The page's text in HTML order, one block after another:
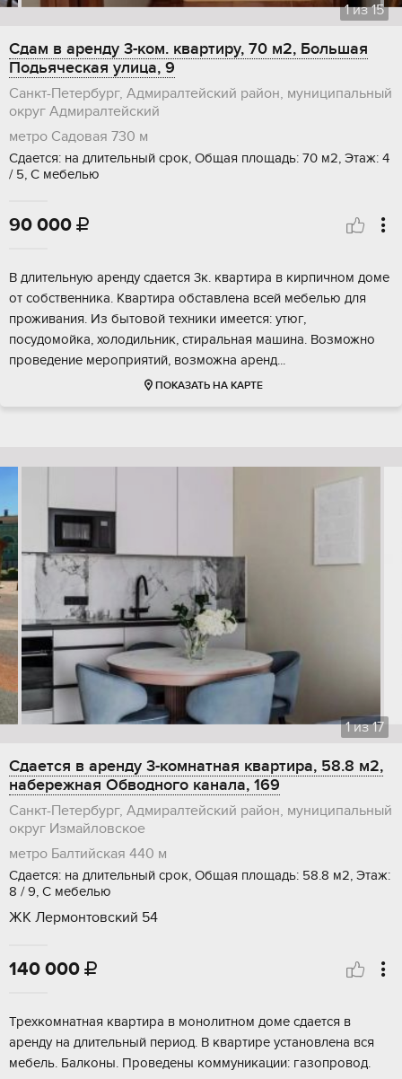
1из15
Сдам в аренду 3-ком. квартиру, 70 м2, Большая
Подьяческая улица, 9
Санкт-Петербург, Адмиралтейский район, муниципальный
округ Адмиралтейский
метро Садовая 730 м
Сдается: на длительный срок, Общая площадь: 70 м2, Этаж: 4
/ 5, С мебелью
90 000 
В длительную аренду сдается 3к. квартира в кирпичном доме
от собственника. Квартира обставлена всей мебелью для
проживания. Из бытовой техники имеется: утюг,
посудомойка, холодильник, стиральная машина. Возможно
проведение мероприятий, возможна аренд...
ПОКАЗАТЬ НА КАРТЕ
1из17
Сдается в аренду 3-комнатная квартира, 58.8 м2,
набережная Обводного канала, 169
Санкт-Петербург, Адмиралтейский район, муниципальный
округ Измайловское
метро Балтийская 440 м
Сдается: на длительный срок, Общая площадь: 58.8 м2, Этаж:
8 / 9, С мебелью
ЖК Лермонтовский 54
140 000 
Трехкомнатная квартира в монолитном доме сдается в
аренду на длительный период. В квартире установлена вся
мебель. Балконы. Проведены коммуникации: газопровод.